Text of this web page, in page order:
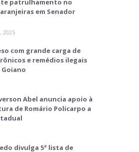
patrulhamento no
em Senador
2025
com grande carga de
e remédios ilegais
Abel anuncia apoio à
de Romário Policarpo a
divulga 5ª lista de